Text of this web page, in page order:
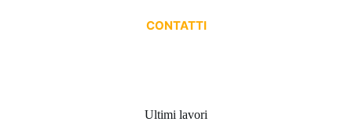
CONTATTI
Ultimi lavori